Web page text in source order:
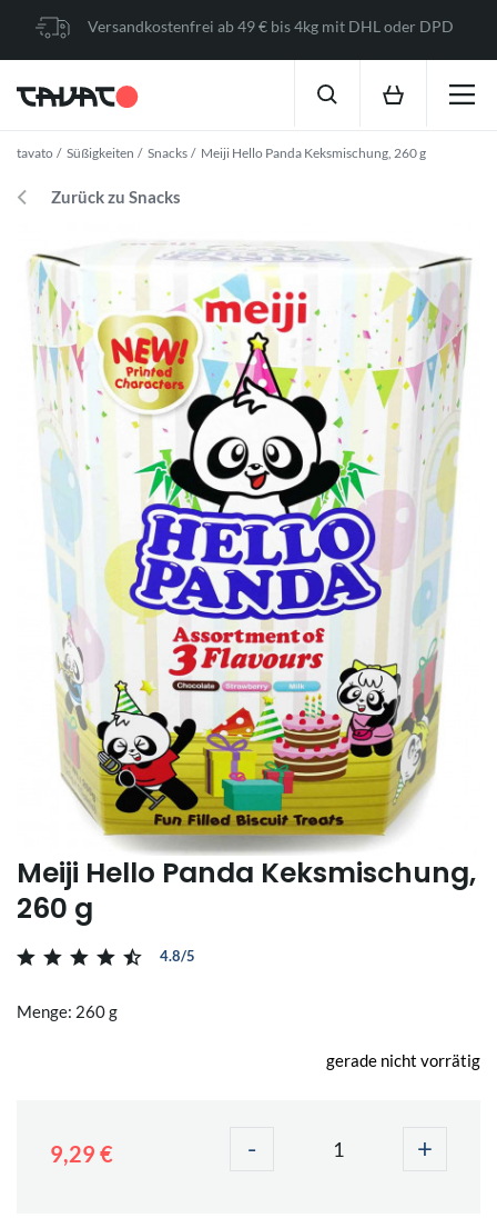
Versandkostenfrei ab 49 € bis 4kg mit DHL oder DPD
tavato Süßigkeiten Snacks Meiji Hello Panda Keksmischung, 260 g
Zurück zu Snacks
Meiji Hello Panda Keksmischung,
260 g
4.8/5
Menge: 260 g
gerade nicht vorrätig
9,29 € - +